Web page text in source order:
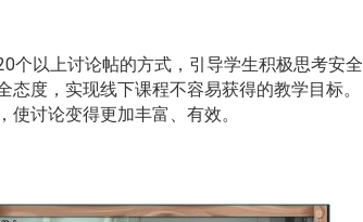
个以上讨论帖的方式，引导学生积极思考安全
度，实现线下课程不容易获得的教学目标。
讨论变得更加丰富、有效。